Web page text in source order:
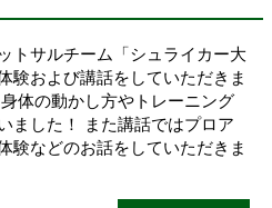
トサルチーム「シュライカー大
験および講話をしていただきま
体の動かし方やトレーニング
ました！ また講話ではプロア
験などのお話をしていただきま